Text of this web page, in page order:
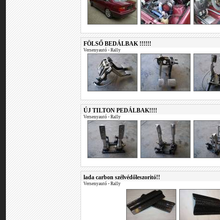
FÖLSŐ BEDÁLBAK !!!!!!
Versenyautó • Rally
ÚJ TILTON PEDÁLBAK!!!!
Versenyautó • Rally
lada carbon szélvédőleszoritó!!
Versenyautó • Rally